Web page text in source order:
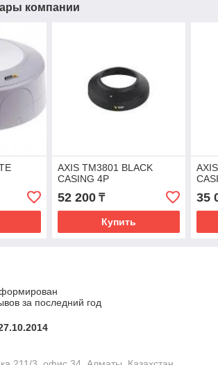
компании
AXIS TM3801 BLACK
CASING 4P
52 200₸
Купить
35
за последний год